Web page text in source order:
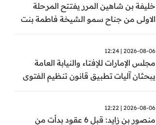
خليفة بن شاهين المرر يفتتح المرحلة
الاولى من جناح سمو الشيخة فاطمة بنت
مبارك للجراحة النسائية والتوليد في
2026-08-06 | 12:24
مجلس الإمارات للإفتاء والنيابة العامة
يبحثان آليات تطبيق قانون تنظيم الفتوى
وضبط المخالفات
2026-08-06 | 12:22
منصور بن زايد: قبل 6 عقود بدأت من